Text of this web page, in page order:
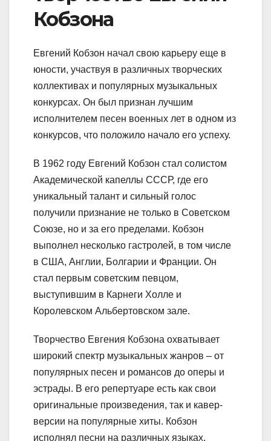
Кобзона
Евгений Кобзон начал свою карьеру еще в
юности, участвуя в различных творческих
коллективах и популярных музыкальных
конкурсах. Он был признан лучшим
исполнителем песен военных лет в одном из
конкурсов, что положило начало его успеху.
В 1962 году Евгений Кобзон стал солистом
Академической капеллы СССР, где его
уникальный талант и сильный голос
получили признание не только в Советском
Союзе, но и за его пределами. Кобзон
выполнел несколько гастролей, в том числе
в США, Англии, Болгарии и Франции. Он
стал первым советским певцом,
выступившим в Карнеги Холле и
Королевском Альбертовском зале.
Творчество Евгения Кобзона охватывает
широкий спектр музыкальных жанров – от
популярных песен и романсов до оперы и
эстрады. В его репертуаре есть как свои
оригинальные произведения, так и кавер-
версии на популярные хиты. Кобзон
исполнял песни на различных языках,